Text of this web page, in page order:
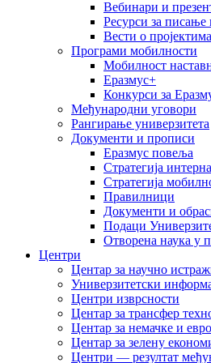
Вебинари и
Ресурси за писање
Вести о пројектима
Програми мобилности
Мобилност
Еразмус+
Конкурси за
Међународни уговори
Рангирање универзитета
Документи и прописи
Еразмус повеља
Стратегија
Стратегија
Правилници
Документи и
Подаци
Отворена наука у
Центри
Центар за научно
Универзитетски
Центри изврсности
Центар за трансфер
Центар за немачке и
Центар за зелену
Центри — резултат